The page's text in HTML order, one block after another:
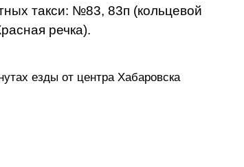
такси: №83, 83п (кольцевой
речка).
езды от центра Хабаровска